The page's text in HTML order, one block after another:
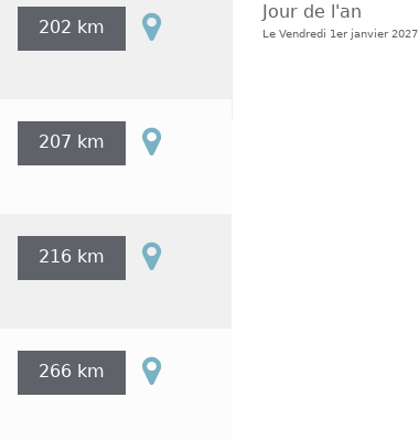
59000 Lille
202 km
l'heure tranquille
207 km
216 km
266 km
Jour de l'an
Le Vendredi 1er janvier 2027